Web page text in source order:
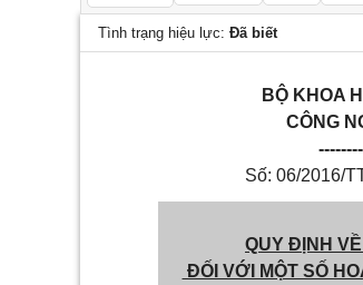
Tình trạng hiệu lực: Đã biết
BỘ KHOA
CÔNG
--------
Số: 06/2016/
QUY ĐỊNH
ĐỐI VỚI MỘT SỐ